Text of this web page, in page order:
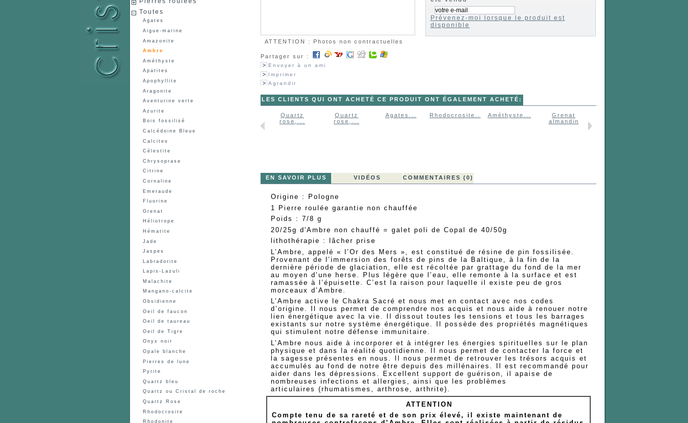
Toutes
Agates
Aigue-marine
Amazonite
Ambre
Améthyste
Apatites
Apophyllite
Aragonite
Aventurine verte
Azurite
Bois fossilisé
Calcédoine Bleue
Calcites
Célestite
Chrysoprase
Citrine
Cornaline
Emeraude
Fluorine
Grenat
Héliotrope
Hématite
Jade
Jaspes
Labradorite
Lapis-Lazuli
Malachite
Mangano-calcite
Obsidienne
Oeil de faucon
Oeil de taureau
Oeil de Tigre
Onyx noir
Opale blanche
Pierres de lune
Pyrite
Quartz bleu
Quartz ou Cristal de roche
Quartz Rose
Rhodocrosite
Rhodonite
ATTENTION : Photos non contractuelles
Partager sur :
Envoyer à un ami
Imprimer
Agrandir
Prévenez-moi lorsque le produit est
disponible
LES CLIENTS QUI ONT ACHETÉ CE PRODUIT ONT ÉGALEMENT ACHETÉ:
Quartz
rose,...
Quartz
rose,...
Agates... Rhodocrosite... Améthyste...
Grenat
almandin
EN SAVOIR PLUS VIDÉOS COMMENTAIRES (0)
Origine : Pologne
1 Pierre roulée garantie non chauffée
Poids : 7/8 g
20/25g d'Ambre non chauffé = galet poli de Copal de 40/50g
lithothérapie : lâcher prise
L’Ambre, appelé « l’Or des Mers », est constitué de résine de pin fossilisée.
Provenant de l’immersion des forêts de pins de la Baltique, à la fin de la
dernière période de glaciation, elle est récoltée par grattage du fond de la mer
au moyen d’une herse. Plus légère que l’eau, elle remonte à la surface et est
ramassée à l’épuisette. C’est la raison pour laquelle il existe peu de gros
morceaux d’Ambre.
L’Ambre active le Chakra Sacré et nous met en contact avec nos codes
d’origine. Il nous permet de comprendre nos acquis et nous aide à renouer notre
lien énergétique avec la vie. Il dissout toutes les tensions et tous les barrages
existants sur notre système énergétique. Il possède des propriétés magnétiques
qui stimulent notre défense immunitaire.
L’Ambre nous aide à incorporer et à intégrer les énergies spirituelles sur le plan
physique et dans la réalité quotidienne. Il nous permet de contacter la force et
la sagesse présentes en nous. Il nous permet de retrouver les trésors acquis et
accumulés au fond de notre être depuis des millénaires. Il est recommandé pour
aider dans les dépressions. Excellent support de guérison, il apaise de
nombreuses infections et allergies, ainsi que les problèmes
articulaires (rhumatismes, arthrose, arthrite).
ATTENTION
Compte tenu de sa rareté et de son prix élevé, il existe maintenant de